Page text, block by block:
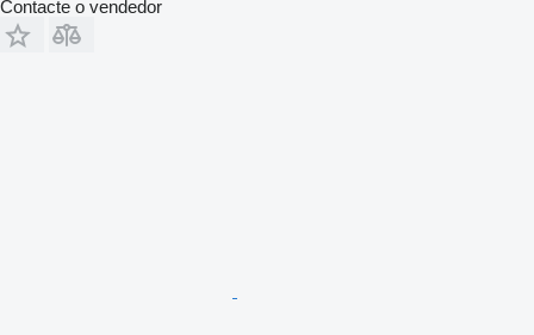
Contacte o vendedor